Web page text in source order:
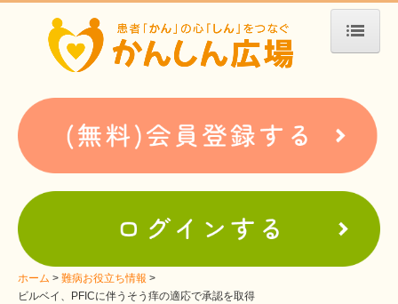
ホーム
患者会・支援団体紹介
疾患別検索
疾患分類検索
支援中ホームページ一例
ホーム
難病お役立ち情報
ビルベイ、PFICに伴うそう痒の適応で承認を取得